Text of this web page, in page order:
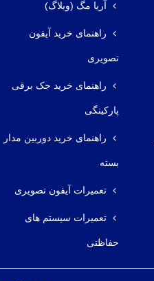
آریا مگ (وبلاگ)
راهنمای خرید آیفون
تصویری
راهنمای خرید جک برقی
پارکینگی
راهنمای خرید دوربین مدار
بسته
تعمیرات آیفون تصویری
تعمیرات سیستم های
حفاظتی